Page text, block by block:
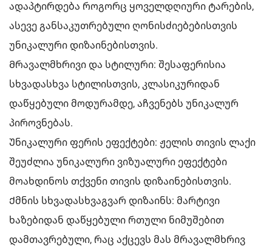
ადაპტირდება როგორც ყოველდღიური ტარების,
ასევე განსაკუთრებული ღონისძიებებისთვის
უნიკალური დიზაინებისთვის.
Მრავალმხრივი და სტილური: შესაფერისია
სხვადასხვა სტილისთვის, კლასიკურიდან
დაწყებული მოდურამდე, აჩვენებს უნიკალურ
პიროვნებას.
Უნიკალური ფერის ეფექტები: ჟელის თივის ლაქი
შეუძლია უნიკალური ვიზუალური ეფექტები
მოახდინოს თქვენი თივის დიზაინებისთვის.
Ქმნის სხვადასხვაგვარ დიზაინს: მარტივი
ხაზებიდან დაწყებული რთული ნიმუშებით
დამთავრებული, რაც აქცევს მას მრავალმხრივ